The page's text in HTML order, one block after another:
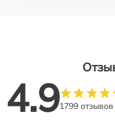
4.91799 отзывов